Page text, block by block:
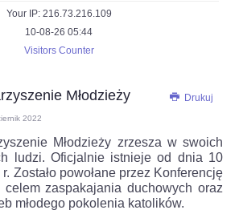
Your IP: 216.73.216.109
10-08-26 05:44
Visitors Counter
Drukuj
Młodzieży
2022
Młodzieży zrzesza w swoich
ludzi. Oficjalnie istnieje od dnia 10
Zostało powołane przez Konferencję
celem zaspakajania duchowych oraz
młodego pokolenia katolików.